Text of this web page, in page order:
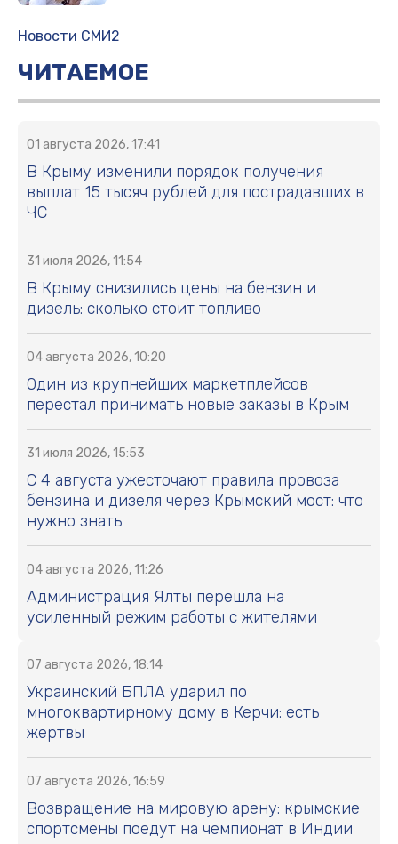
Новости СМИ2
ЧИТАЕМОЕ
01 августа 2026, 17:41
В Крыму изменили порядок получения
выплат 15 тысяч рублей для пострадавших в
ЧС
31 июля 2026, 11:54
В Крыму снизились цены на бензин и
дизель: сколько стоит топливо
04 августа 2026, 10:20
Один из крупнейших маркетплейсов
перестал принимать новые заказы в Крым
31 июля 2026, 15:53
С 4 августа ужесточают правила провоза
бензина и дизеля через Крымский мост: что
нужно знать
04 августа 2026, 11:26
Администрация Ялты перешла на
усиленный режим работы с жителями
07 августа 2026, 18:14
Украинский БПЛА ударил по
многоквартирному дому в Керчи: есть
жертвы
07 августа 2026, 16:59
Возвращение на мировую арену: крымские
спортсмены поедут на чемпионат в Индии